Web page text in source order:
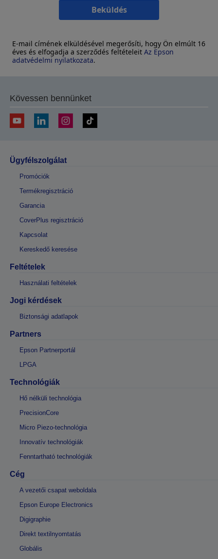
Beküldés
E-mail címének elküldésével megerősíti, hogy Ön elmúlt 16
éves és elfogadja a szerződés feltételeit Az Epson
adatvédelmi nyilatkozata.
Kövessen bennünket
Ügyfélszolgálat
Promóciók
Termékregisztráció
Garancia
CoverPlus regisztráció
Kapcsolat
Kereskedő keresése
Feltételek
Használati feltételek
Jogi kérdések
Biztonsági adatlapok
Partners
Epson Partnerportál
LPGA
Technológiák
Hő nélküli technológia
PrecisionCore
Micro Piezo-technológia
Innovatív technológiák
Fenntartható technológiák
Cég
A vezetői csapat weboldala
Epson Europe Electronics
Digigraphie
Direkt textilnyomtatás
Globális